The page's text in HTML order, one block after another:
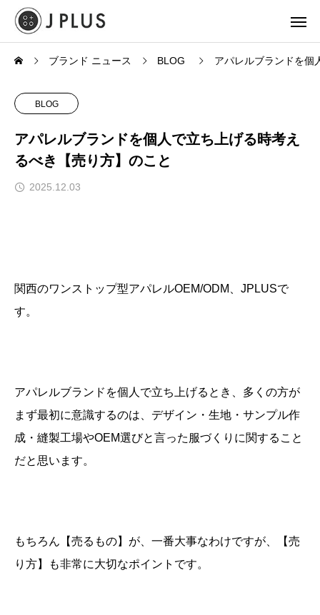
ブランド ニュース BLOG アパレルブランドを個
BLOG
アパレルブランドを個人で立ち上げる時考え
るべき【売り方】のこと
2025.12.03
関西のワンストップ型アパレルOEM/ODM、JPLUSで
す。
アパレルブランドを個人で立ち上げるとき、多くの方が
まず最初に意識するのは、デザイン・生地・サンプル作
成・縫製工場やOEM選びと言った服づくりに関すること
だと思います。
もちろん【売るもの】が、一番大事なわけですが、【売
り方】も非常に大切なポイントです。